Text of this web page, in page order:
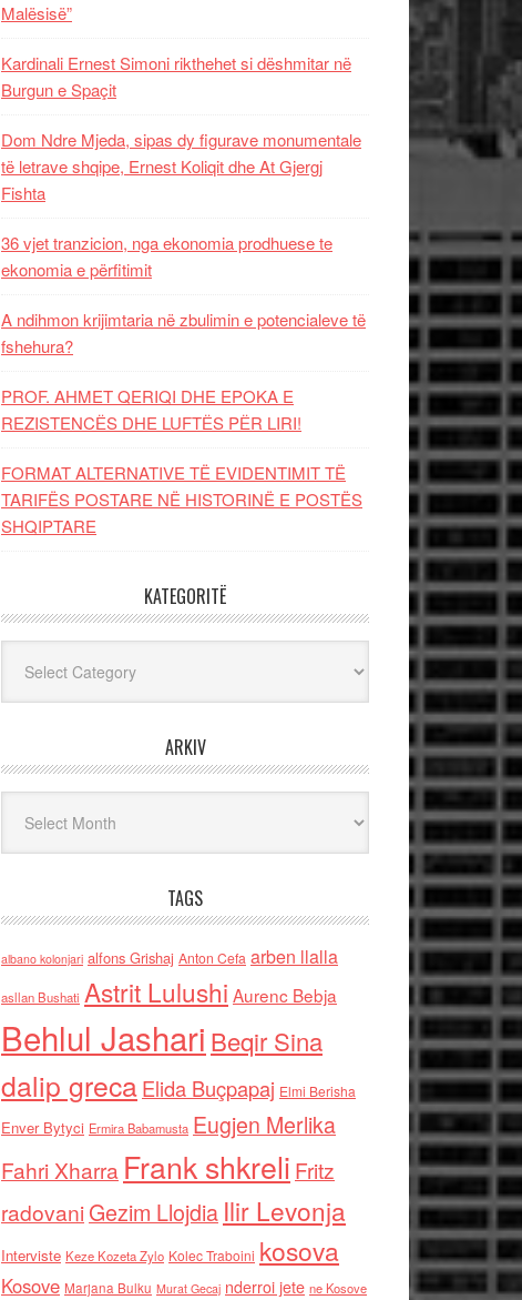
Malësisë”
Kardinali Ernest Simoni rikthehet si dëshmitar në
Burgun e Spaçit
Dom Ndre Mjeda, sipas dy figurave monumentale
të letrave shqipe, Ernest Koliqit dhe At Gjergj
Fishta
36 vjet tranzicion, nga ekonomia prodhuese te
ekonomia e përfitimit
A ndihmon krijimtaria në zbulimin e potencialeve të
fshehura?
PROF. AHMET QERIQI DHE EPOKA E
REZISTENCЁS DHE LUFTЁS PЁR LIRI!
FORMAT ALTERNATIVE TË EVIDENTIMIT TË
TARIFËS POSTARE NË HISTORINË E POSTËS
SHQIPTARE
KATEGORITË
ARKIV
TAGS
albano kolonjari alfons Grishaj Anton Cefa arben llalla
asllan Bushati Astrit Lulushi Aurenc Bebja
Behlul Jashari Beqir Sina
dalip grecaElida Buçpapaj Elmi Berisha
Enver Bytyci Ermira Babamusta Eugjen Merlika
Fahri Xharra Frank shkreli Fritz
radovaniGezim Llojdia Ilir Levonja
Interviste Keze Kozeta Zylo Kolec Traboini kosova
Kosove Marjana Bulku Murat Gecaj nderroi jete ne Kosove